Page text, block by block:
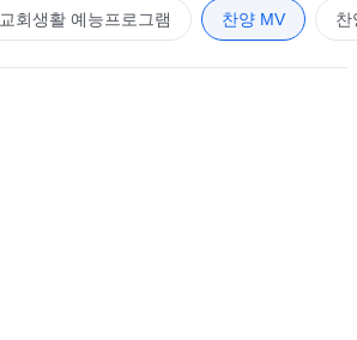
교회생활 예능프로그램 찬양 MV 찬